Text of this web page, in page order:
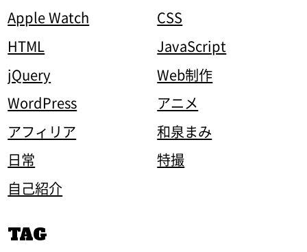
Apple Watch
CSS
HTML
JavaScript
jQuery
Web制作
WordPress
アニメ
アフィリア
和泉まみ
日常
特撮
自己紹介
TAG